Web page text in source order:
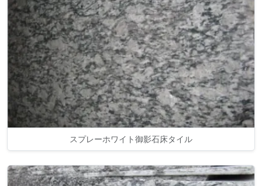
スプレーホワイト御影石床タイル